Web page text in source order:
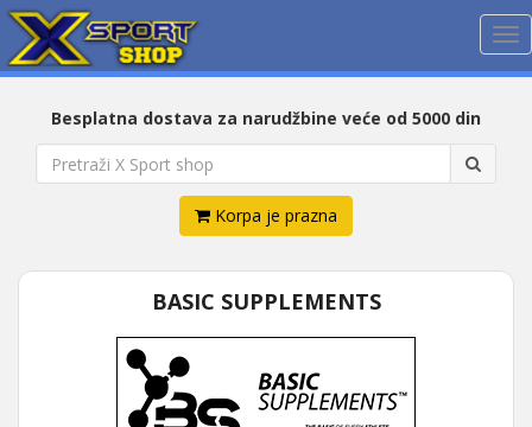
Besplatna dostava za narudžbine veće od 5000 din
Korpa je prazna
BASIC SUPPLEMENTS